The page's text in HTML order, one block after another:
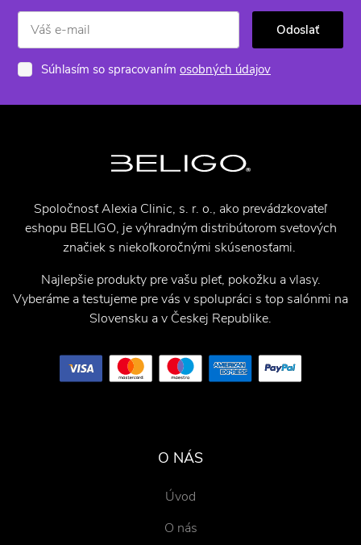
Odoslať
Súhlasím so spracovaním osobných údajov
Spoločnosť Alexia Clinic, s. r. o., ako prevádzkovateľ
eshopu BELIGO, je výhradným distribútorom svetových
značiek s niekoľkoročnými skúsenosťami.
Najlepšie produkty pre vašu pleť, pokožku a vlasy.
Vyberáme a testujeme pre vás v spolupráci s top salónmi na
Slovensku a v Českej Republike.
O NÁS
Úvod
O nás